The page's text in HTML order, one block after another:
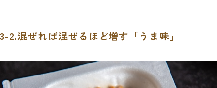
3-2.混ぜれば混ぜるほど増す「うま味」